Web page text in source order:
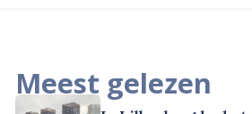
Meest gelezen